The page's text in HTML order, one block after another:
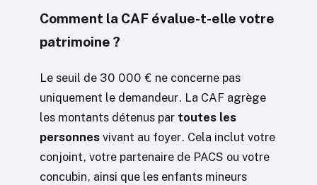
Comment la CAF évalue-t-elle votre
patrimoine ?
Le seuil de 30 000 € ne concerne pas
uniquement le demandeur. La CAF agrège
les montants détenus par toutes les
personnes vivant au foyer. Cela inclut votre
conjoint, votre partenaire de PACS ou votre
concubin, ainsi que les enfants mineurs